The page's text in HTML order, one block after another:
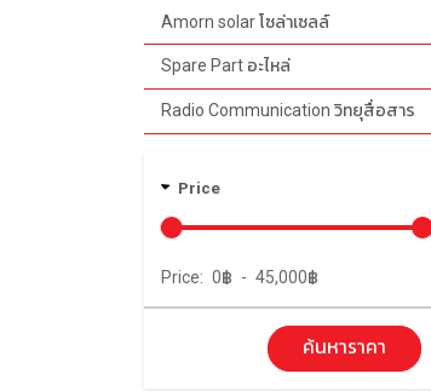
Amorn solar โซล่าเซลล์
Spare Part อะไหล่
Radio Communication วิทยุสื่อสาร
Price
Price: 0฿ - 45,000฿
ค้นหาราคา